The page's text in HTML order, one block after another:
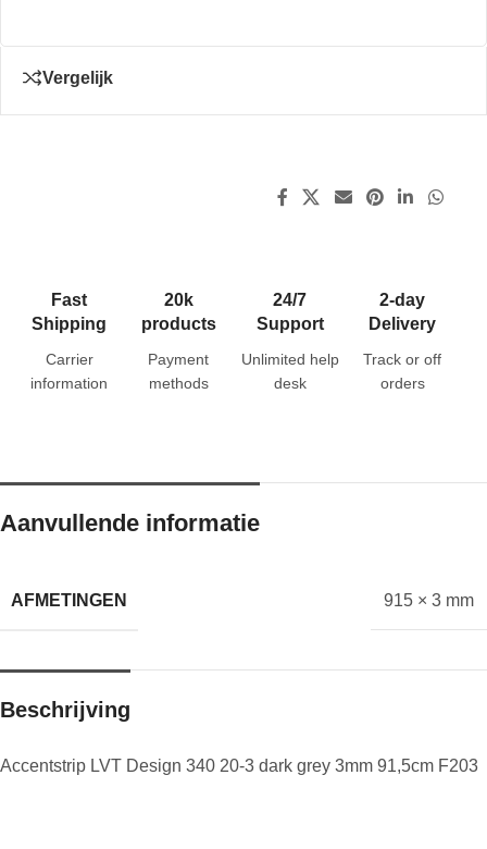
Vergelijk
Fast
Shipping
Carrier
information
20k
products
Payment
methods
24/7
Support
Unlimited help
desk
2-day
Delivery
Track or off
orders
Aanvullende informatie
AFMETINGEN 915 × 3 mm
Beschrijving
Accentstrip LVT Design 340 20-3 dark grey 3mm 91,5cm F203